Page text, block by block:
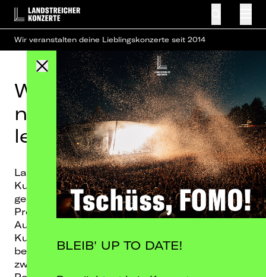
Wir veranstalten deine Lieblingskonzerte seit 2014
Wir veranstalten nicht
nur Konzerte - wir
leben sie!
Landstreicher Konzerte veranstaltet seit 2014
Kulturveranstaltungen in Berlin und im
gesamten Osten der Republik. Unser
Programm ist so vielfältig wie wir selbst und
Ausdruck unseres Anspruches, Konzerte &
Kultur als mehr als eine Dienstleistung zu
begreifen. Die Shows bewegen sich dabei
zwischen den verschiedensten Spielarten der
BLEIB' UP TO DATE!